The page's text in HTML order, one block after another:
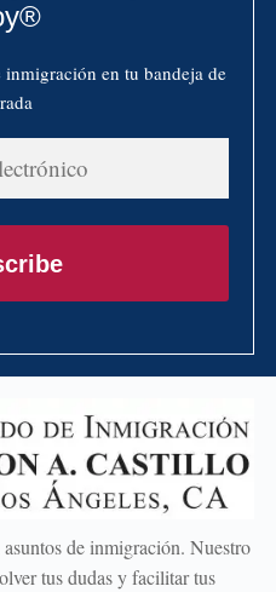
en tu bandeja de
de inmigración. Nuestro
tus dudas y facilitar tus